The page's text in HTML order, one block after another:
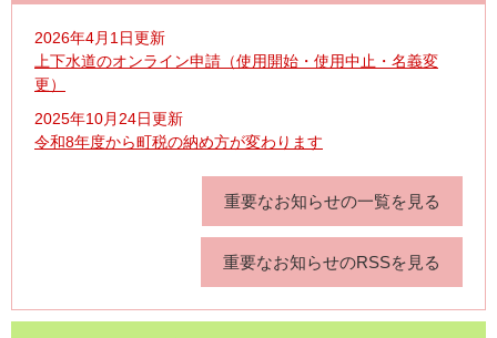
2026年4月1日更新
上下水道のオンライン申請（使用開始・使用中止・名義変
更）
2025年10月24日更新
令和8年度から町税の納め方が変わります
重要なお知らせの一覧を見る
重要なお知らせのRSSを見る